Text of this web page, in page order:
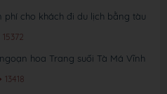
phí cho khách đi du lịch bằng tàu
15372
hoa Trang suối Tà Má Vĩnh
13418